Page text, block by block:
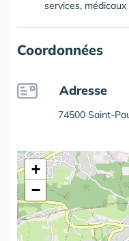
services,
Coordonnées
Adresse
74500 Saint-
+
−